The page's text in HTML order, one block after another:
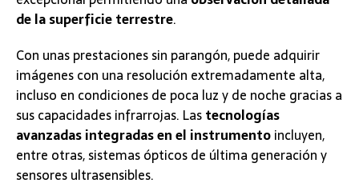
de la superficie terrestre.
Con unas prestaciones sin parangón, puede adquirir
imágenes con una resolución extremadamente alta,
incluso en condiciones de poca luz y de noche gracias a
sus capacidades infrarrojas. Lastecnologías
avanzadas integradas en el instrumentoincluyen,
entre otras, sistemas ópticos de última generación y
sensores ultrasensibles.